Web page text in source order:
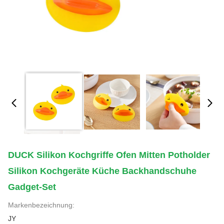
DUCK Silikon Kochgriffe Ofen Mitten Potholder
Silikon Kochgeräte Küche Backhandschuhe
Gadget-Set
Markenbezeichnung:
JY